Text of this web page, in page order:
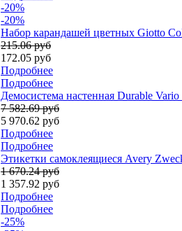
-20%
-20%
Набор карандашей цветных Giotto
215.06 руб
172.05 руб
Подробнее
Подробнее
Демосистема настенная Durable
7 582.69 руб
5 970.62 руб
Подробнее
Подробнее
Этикетки самоклеящиеся Avery
1 670.24 руб
1 357.92 руб
Подробнее
Подробнее
-25%